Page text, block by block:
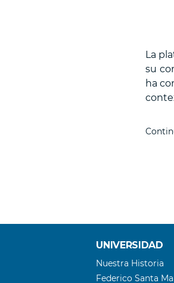
La
su
ha
UNIVERSIDAD
Nuestra Historia
Federico Santa